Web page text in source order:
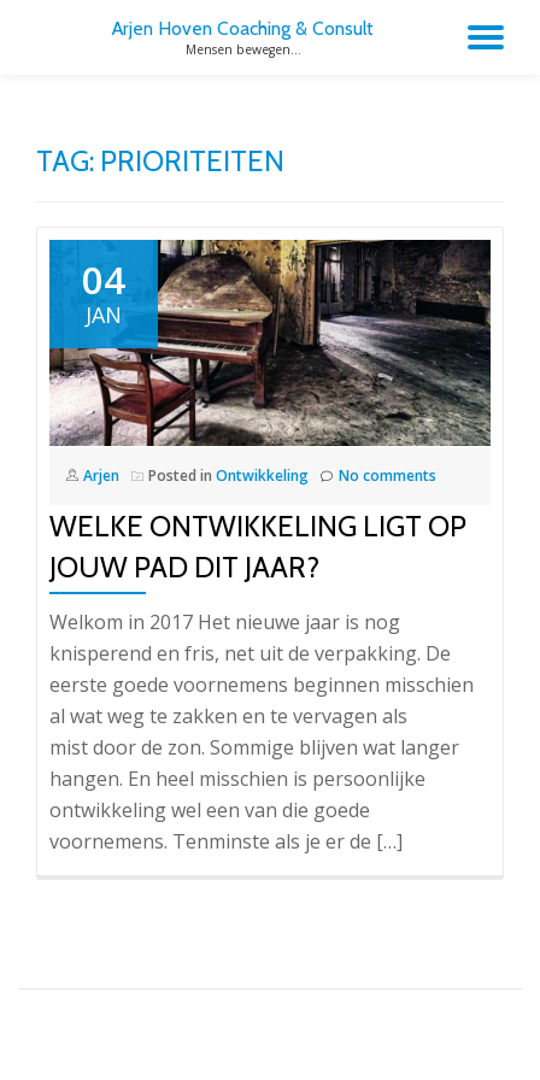
Arjen Hoven Coaching & Consult
Mensen bewegen...
TAG: PRIORITEITEN
04
JAN
Arjen Posted in Ontwikkeling No comments
WELKE ONTWIKKELING LIGT OP
JOUW PAD DIT JAAR?
Welkom in 2017 Het nieuwe jaar is nog
knisperend en fris, net uit de verpakking. De
eerste goede voornemens beginnen misschien
al wat weg te zakken en te vervagen als
mist door de zon. Sommige blijven wat langer
hangen. En heel misschien is persoonlijke
ontwikkeling wel een van die goede
voornemens. Tenminste als je er de […]